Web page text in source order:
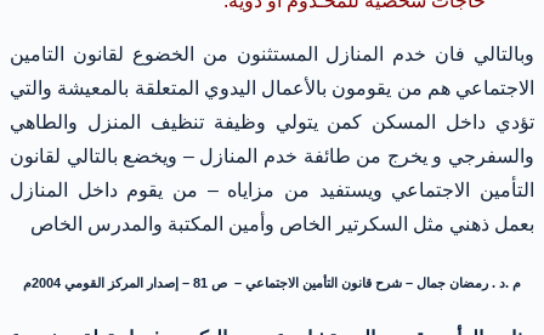
وبالتالي فان خدم المنازل المستثنون من الخضوع لقانون التامين
الاجتماعي هم من يقومون بالأعمال اليدوي المتعلقة بالمعيشة والتي
تؤدي داخل المسكن كمن يتولي وظيفة تنظيف المنزل والطاهي
والسفرجي و يخرج من طائفة خدم المنازل – ويخضع بالتالي لقانون
التأمين الاجتماعي ويستفيد من مزاياه – من يقوم داخل المنازل
بعمل ذهني مثل السكرتير الخاص وأمين المكتبة والمدرس الخاص
م .د . رمضان جمال – شرح قانون التأمين الاجتماعي – ص 81 – إصدار المركز القومي 2004م